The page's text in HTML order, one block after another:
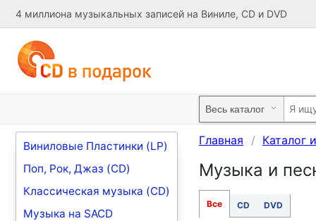
4 миллиона музыкальных записей на Виниле, CD и DVD
Виниловые Пластинки (LP)
Поп, Рок, Джаз (CD)
Классическая музыка (CD)
Музыка на SACD
Главная Каталог
Музыка и
Все CD DVD